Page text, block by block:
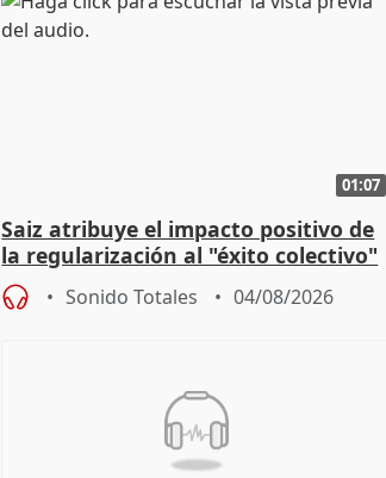
01:07
Saiz atribuye el impacto positivo de
la regularización al "éxito colectivo"
del Gobierno
Sonido Totales 04/08/2026